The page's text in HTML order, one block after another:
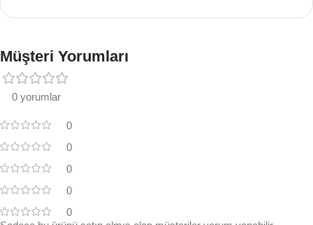
Müşteri Yorumları
0 yorumlar
0
0
0
0
0